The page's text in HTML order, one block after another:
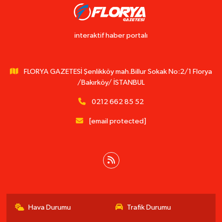
interaktif haber portalı
FLORYA GAZETESİ Şenlikköy mah.Billur Sokak No:2/1 Florya
/Bakırköy/ İSTANBUL
0212 662 85 52
[email protected]
Hava Durumu Trafik Durumu